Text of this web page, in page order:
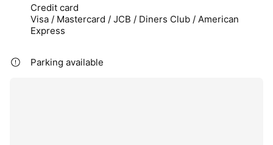
Credit card
Visa / Mastercard / JCB / Diners Club / American
Express
Parking available